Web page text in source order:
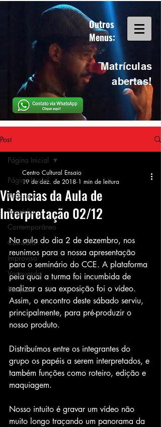
Outros
Menus:
Matrículas
abertas!
Post
Página Inicial
Realismo
Tragédia
Contemporâneo
Comédia
Improviso
Vanguarda
Pesquisa
Página Inicial
Vivências da Aula de
Interpretação 02/12
Centro Cultural Ensaio
19 de dez. de 2018 1 min de leitura
Na aula do dia 2 de dezembro, nos
reunimos para a nossa apresentação
para o seminário do CCE. A plataforma
pela qual a turma foi incumbida de
realizar a sua exposição foi o vídeo.
Assim, o encontro deste sábado serviu,
principalmente, para pré-produzir o
nosso produto.
Distribuímos entre os integrantes do
grupo os papéis a serem interpretados, e
também funções como roteiro, edição e
maquiagem.
Nosso intuito é gravar um vídeo não
muito longo traçando um panorama da